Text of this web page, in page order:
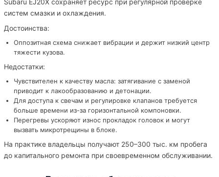
Subaru EJ20X сохраняет ресурс при регулярной проверке
систем смазки и охлаждения.
Достоинства:
Оппозитная схема снижает вибрации и держит низкий центр
тяжести кузова.
Недостатки:
Чувствителен к качеству масла: затягивание с заменой
приводит к лакообразованию и детонации.
Для доступа к свечам и регулировке клапанов требуется
больше времени из-за горизонтальной компоновки.
Перегревы ускоряют износ прокладок головок и могут
вызвать микротрещины в блоке.
На практике владельцы получают 250–300 тыс. км пробега
до капитального ремонта при своевременном обслуживании.